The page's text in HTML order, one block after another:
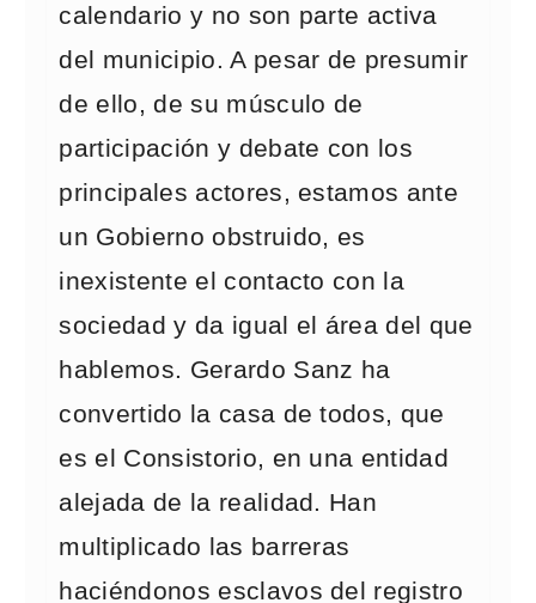
calendario y no son parte activa
del municipio. A pesar de presumir
de ello, de su músculo de
participación y debate con los
principales actores, estamos ante
un Gobierno obstruido, es
inexistente el contacto con la
sociedad y da igual el área del que
hablemos. Gerardo Sanz ha
convertido la casa de todos, que
es el Consistorio, en una entidad
alejada de la realidad. Han
multiplicado las barreras
haciéndonos esclavos del registro